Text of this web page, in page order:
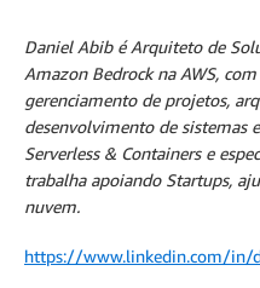
Daniel Abibé Arquiteto de
Amazon Bedrock na AWS,
gerenciamento de projetos,
desenvolvimento de sistemas
Serverless & Containers e
trabalha apoiando Startups,
nuvem.
https://www.linkedin.com/in/